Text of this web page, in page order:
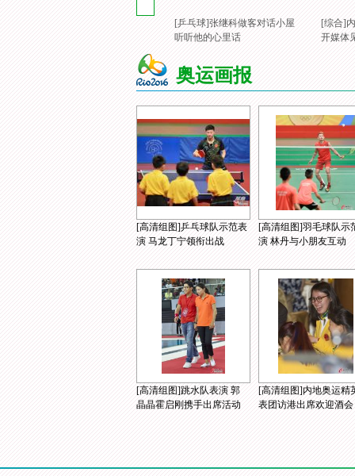
[乒乓球]张继科做客对话小屋
听听他的心里话
[综合]
开媒体
奥运画报
[高清组图]乒乓球队示范表
演 马龙丁宁领衔出战
[高清组图]羽毛球队示
演 林丹与小朋友互动
[高清组图]跳水队表演 郭
晶晶霍启刚携手出席活动
[高清组图]内地奥运精
表团访港出席欢迎酒会